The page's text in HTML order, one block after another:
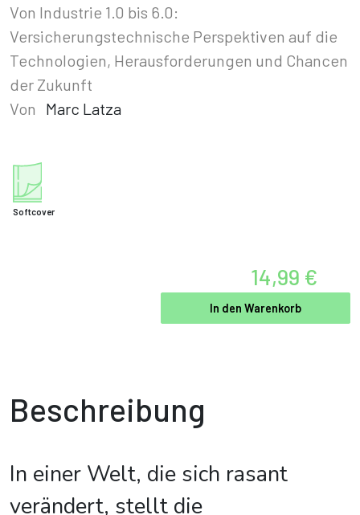
Von Industrie 1.0 bis 6.0:
Versicherungstechnische Perspektiven auf die
Technologien, Herausforderungen und Chancen
der Zukunft
Von
Marc Latza
Softcover
14,99 €
In den Warenkorb
Beschreibung
In einer Welt, die sich rasant
verändert, stellt die